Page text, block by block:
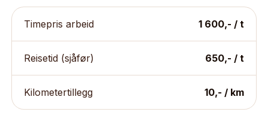
Timepris arbeid 1 600,- / t
Reisetid (sjåfør) 650,- / t
Kilometertillegg 10,- / km